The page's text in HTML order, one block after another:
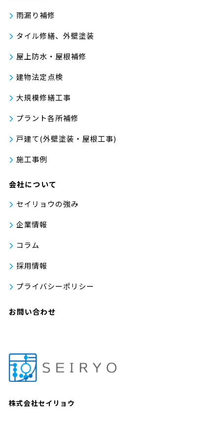
株式会社セイリョウ
雨漏り補修
タイル修繕、外壁塗装
屋上防水・屋根補修
建物法定点検
大規模修繕工事
プラント各所補修
戸建て(外壁塗装・屋根工事)
施工事例
会社について
セイリョウの強み
企業情報
コラム
採用情報
プライバシーポリシー
お問い合わせ